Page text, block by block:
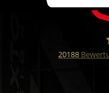
20188